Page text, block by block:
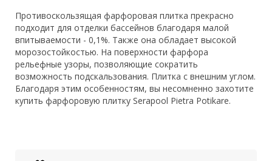
Противоскользящая фарфоровая плитка прекрасно
подходит для отделки бассейнов благодаря малой
впитываемости - 0,1%. Также она обладает высокой
морозостойкостью. На поверхности фарфора
рельефные узоры, позволяющие сократить
возможность подскальзования. Плитка с внешним углом.
Благодаря этим особенностям, вы несомненно захотите
купить фарфоровую плитку Serapool Pietra Potikare.